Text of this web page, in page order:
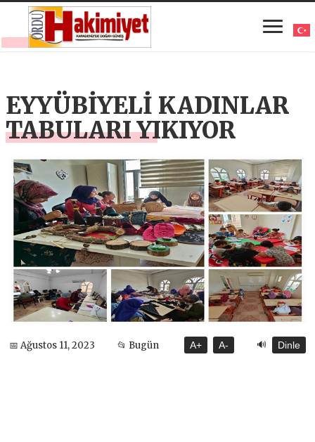
EYYÜBİYELİ KADINLAR
TABULARI YIKIYOR
📅 Ağustos 11, 2023 📂 Bugün A+ A- 🔊 Dinle